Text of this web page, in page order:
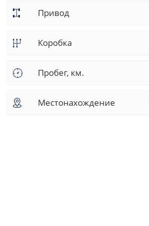
Привод
Коробка
Пробег, км.
Местонахождение